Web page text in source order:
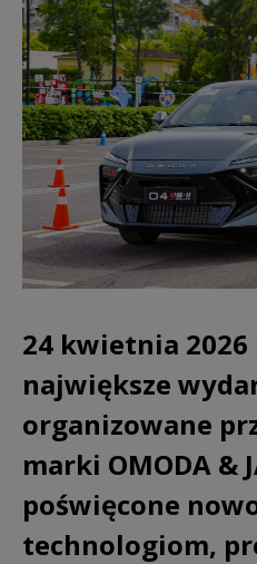
24 kwietnia 2026
największe
organizowane
marki OMODA &
poświęcone
technologiom,